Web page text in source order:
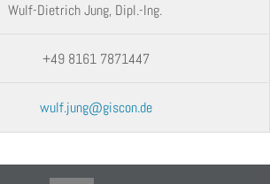
Wulf-Dietrich Jung, Dipl.-Ing.
+49 8161 7871447
wulf.jung@giscon.de